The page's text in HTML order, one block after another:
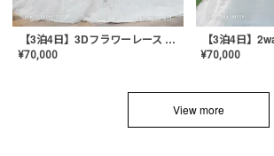
【3泊4日】3Dフラワーレース ドレス〈PD-WDOR-331〉
¥70,000 ¥70,000
View more